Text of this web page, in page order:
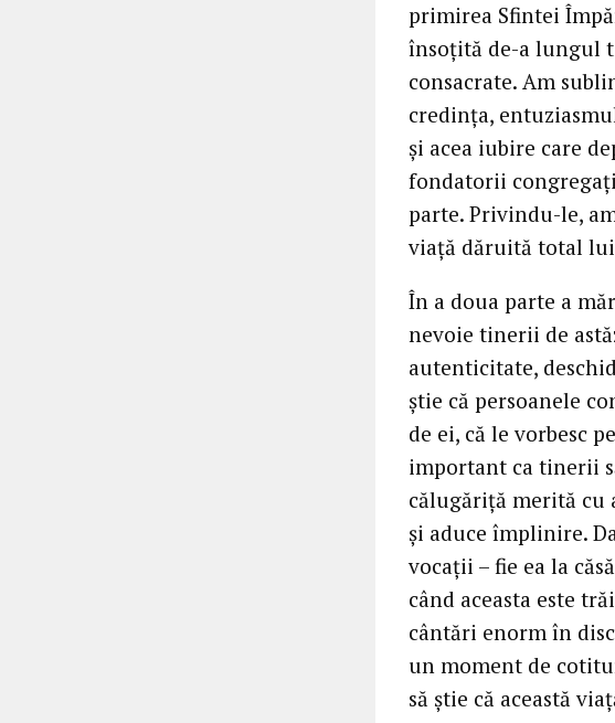
primirea Sfintei
însoțită de-a lungul
consacrate. Am
credința,
și acea iubire care
fondatorii
parte. Privindu-le,
viață dăruită total
În a doua parte a
nevoie tinerii de
autenticitate,
știe că persoanele
de ei, că le vorbesc
important ca tinerii
călugăriță merită cu
și aduce împlinire.
vocații – fie ea la
când aceasta este
cântări enorm în
un moment de
să știe că această